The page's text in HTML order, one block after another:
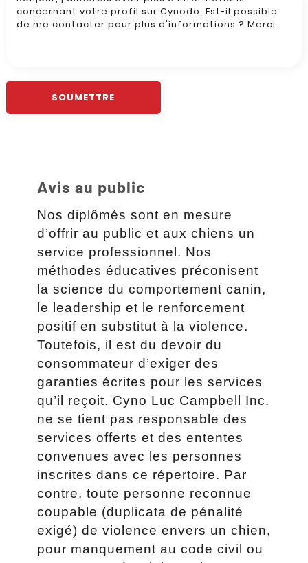
Avis au public
Nos diplômés sont en mesure
d’offrir au public et aux chiens un
service professionnel. Nos
méthodes éducatives préconisent
la science du comportement canin,
le leadership et le renforcement
positif en substitut à la violence.
Toutefois, il est du devoir du
consommateur d’exiger des
garanties écrites pour les services
qu’il reçoit. Cyno Luc Campbell Inc.
ne se tient pas responsable des
services offerts et des ententes
convenues avec les personnes
inscrites dans ce répertoire. Par
contre, toute personne reconnue
coupable (duplicata de pénalité
exigé) de violence envers un chien,
pour manquement au code civil ou